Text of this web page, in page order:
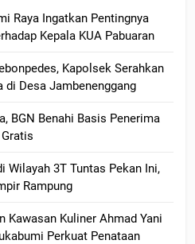
Raya Ingatkan Pentingnya
Kepala KUA Pabuaran
Kapolsek Serahkan
di Desa Jambenenggang
BGN Benahi Basis Penerima
Wilayah 3T Tuntas Pekan Ini,
Rampung
Kawasan Kuliner Ahmad Yani
Perkuat Penataan